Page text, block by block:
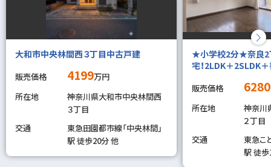
大和市中央林間西３丁目中古戸建
販売価格 4199万円
所在地
神奈川県大和市中央林間西
３丁目
交通
東急田園都市線「中央林間」
駅 徒歩20分 他
★小学校2分★奈良2
宅！2LDK＋2SLDK
販売価格 6280
所在地
神奈川
２丁目
交通
東急こ
駅 徒